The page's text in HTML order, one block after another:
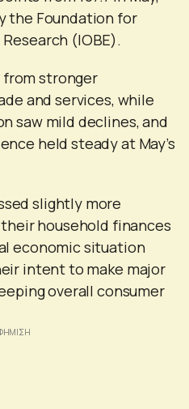
the Foundation for
(IOBE).
stronger
and services, while
saw mild declines, and
held steady at May’s
slightly more
household finances
economic situation
intent to make major
overall consumer